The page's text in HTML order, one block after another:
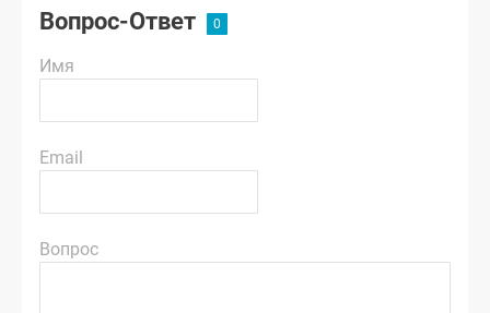
Вопрос-Ответ
Имя
Email
Вопрос